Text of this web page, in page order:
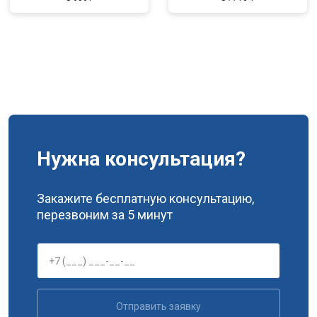
Нужна консультация?
Закажите бесплатную консультацию,
перезвоним за 5 минут
Отправить заявку